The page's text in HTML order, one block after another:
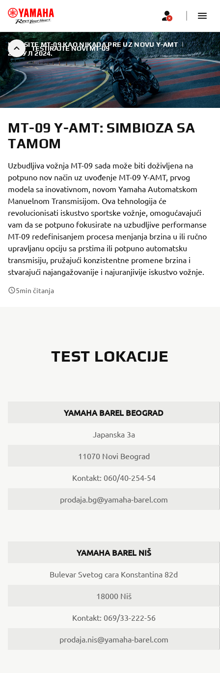
TESTIRAJTE NOVI MT-09
ISKUSITE MT-09 KAO NIKADA PRE UZ NOVU Y-AMT |
24. ЈУЛ 2024.
MT-09 Y-AMT: SIMBIOZA SA
TAMOM
Uzbudljiva vožnja MT-09 sada može biti doživljena na
potpuno nov način uz uvođenje MT-09 Y-AMT, prvog
modela sa inovativnom, novom Yamaha Automatskom
Manuelnom Transmisijom. Ova tehnologija će
revolucionisati iskustvo sportske vožnje, omogućavajući
vam da se potpuno fokusirate na uzbudljive performanse
MT-09 redefinisanjem procesa menjanja brzina u ili ručno
upravljanu opciju sa prstima ili potpuno automatsku
transmisiju, pružajući konzistentne promene brzina i
stvarajući najangažovanije i najuranjivije iskustvo vožnje.
5min čitanja
TEST LOKACIJE
YAMAHA BAREL BEOGRAD
Japanska 3a
11070 Novi Beograd
Kontakt: 060/40-254-54
prodaja.bg@yamaha-barel.com
YAMAHA BAREL NIŠ
Bulevar Svetog cara Konstantina 82d
18000 Niš
Kontakt: 069/33-222-56
prodaja.nis@yamaha-barel.com